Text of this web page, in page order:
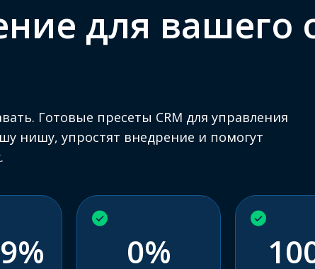
для вашего
Готовые пресеты CRM для управления
нишу, упростят внедрение и помогут
0%